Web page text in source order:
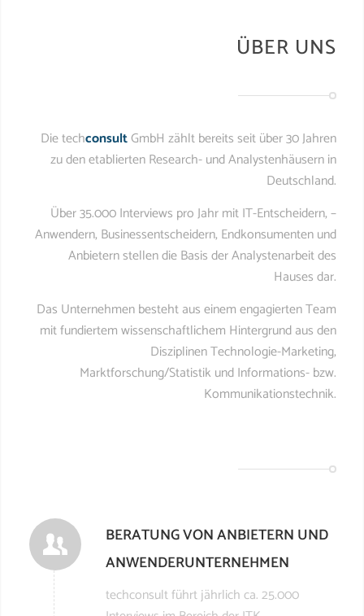
ÜBER UNS
Die techconsultGmbH zählt bereits seit über 30 Jahren
zu den etablierten Research- und Analystenhäusern in
Deutschland.
Über 35.000 Interviews pro Jahr mit IT-Entscheidern, –
Anwendern, Businessentscheidern, Endkonsumenten und
Anbietern stellen die Basis der Analystenarbeit des
Hauses dar.
Das Unternehmen besteht aus einem engagierten Team
mit fundiertem wissenschaftlichem Hintergrund aus den
Disziplinen Technologie-Marketing,
Marktforschung/Statistik und Informations- bzw.
Kommunikationstechnik.
BERATUNG VON ANBIETERN UND
ANWENDERUNTERNEHMEN
techconsult führt jährlich ca. 25.000